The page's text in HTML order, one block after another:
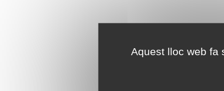
Aquest lloc web fa